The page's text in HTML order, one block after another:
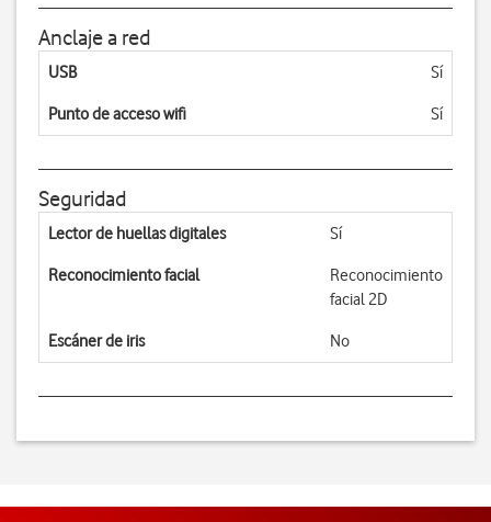
Anclaje a red
USB Sí
Punto de acceso wifi Sí
Seguridad
Lector de huellas digitales Sí
Reconocimiento facial
Reconocimiento
facial 2D
Escáner de iris No